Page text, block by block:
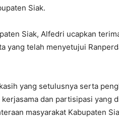
Siak.
Siak, Alfedri ucapkan
yang telah menyetujui
yang setulusnya serta
dan partisipasi yang
masyarakat Kabupaten